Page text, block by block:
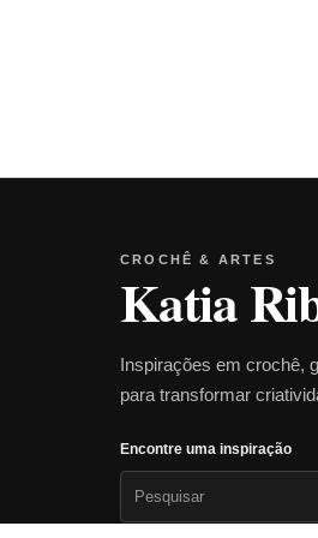
CROCHÊ & ARTES
Katia
Inspirações em crochê,
para transformar
Encontre uma inspiração